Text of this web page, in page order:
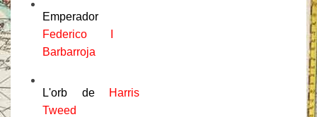
Emperador
Federico I
Barbarroja
L'orb de Harris
Tweed